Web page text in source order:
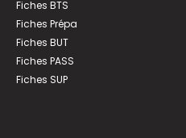
Fiches BTS
Fiches Prépa
Fiches BUT
Fiches PASS
Fiches SUP